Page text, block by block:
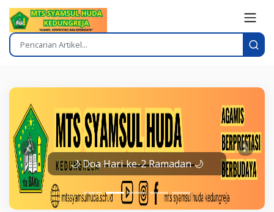
🌙 Doa Hari ke-2 Ramadan 🌙
Prev Next